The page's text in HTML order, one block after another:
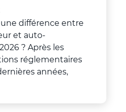
différence entre
et auto-
? Après les
réglementaires
années,